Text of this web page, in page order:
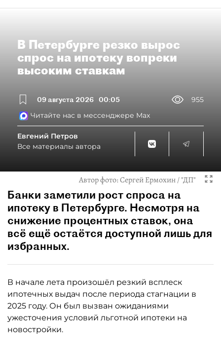
В Петербурге резко вырос
спрос на ипотеку вопреки
высоким ставкам
09 августа 2026 00:05
955
Читайте нас в мессенджере Max
Евгений Петров
Все материалы автора
Автор фото:Сергей Ермохин / "ДП"
Банки заметили рост спроса на
ипотеку в Петербурге. Несмотря на
снижение процентных ставок, она
всё ещё остаётся доступной лишь для
избранных.
В начале лета произошёл резкий всплеск
ипотечных выдач после периода стагнации в
2025 году. Он был вызван ожиданиями
ужесточения условий льготной ипотеки на
новостройки.